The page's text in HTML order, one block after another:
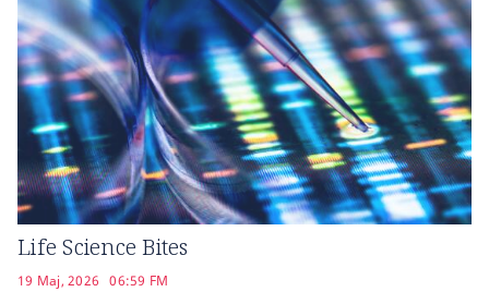
Life Science Bites
19 Maj, 2026 06:59 FM